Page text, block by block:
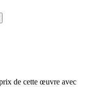
de cette œuvre avec